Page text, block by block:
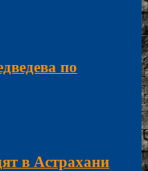
по
в Астрахани